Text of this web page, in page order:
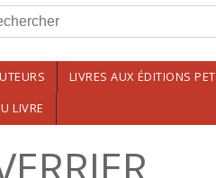
recherche
LIVRES AUX ÉDITIONS
LIVRE